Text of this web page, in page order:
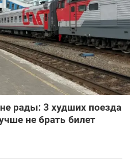
рады: 3 худших поезда
не брать билет